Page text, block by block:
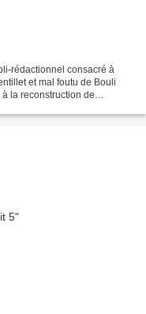
rédactionnel consacré à
et mal foutu de Bouli
la reconstruction de